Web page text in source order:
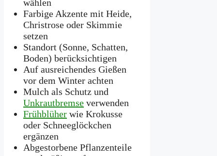
wählen
Farbige Akzente mit Heide,
Christrose oder Skimmie
setzen
Standort (Sonne, Schatten,
Boden) berücksichtigen
Auf ausreichendes Gießen
vor dem Winter achten
Mulch als Schutz und
Unkrautbremse verwenden
Frühblüher wie Krokusse
oder Schneeglöckchen
ergänzen
Abgestorbene Pflanzenteile